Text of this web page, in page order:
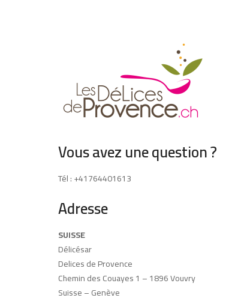
Vous avez une question ?
Tél : +41764401613
Adresse
SUISSE
Délicésar
Delices de Provence
Chemin des Couayes 1 – 1896 Vouvry
Suisse – Genève